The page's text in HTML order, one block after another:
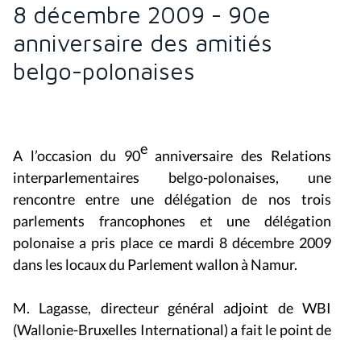
8 décembre 2009 - 90e
anniversaire des amitiés
belgo-polonaises
A l’occasion du 90eanniversaire des Relations
interparlementaires belgo-polonaises, une
rencontre entre une délégation de nos trois
parlements francophones et une délégation
polonaise a pris place ce mardi 8 décembre 2009
dans les locaux du Parlement wallon à Namur.
M. Lagasse, directeur général adjoint de WBI
(Wallonie-Bruxelles International) a fait le point de